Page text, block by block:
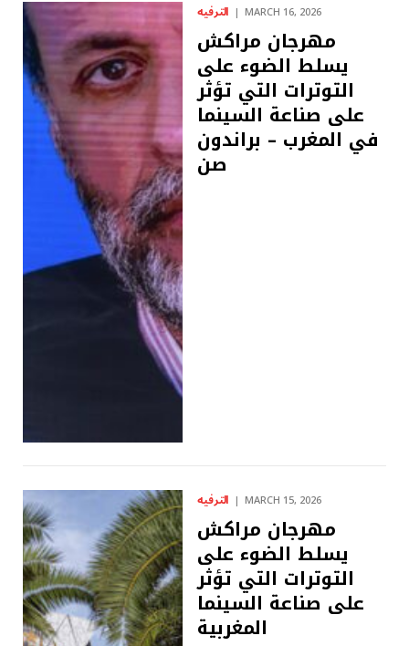
الترفيه MARCH 16, 2026
مهرجان مراكش
يسلط الضوء على
التوترات التي تؤثر
على صناعة السينما
في المغرب – براندون
صن
الترفيه MARCH 15, 2026
مهرجان مراكش
يسلط الضوء على
التوترات التي تؤثر
على صناعة السينما
المغربية